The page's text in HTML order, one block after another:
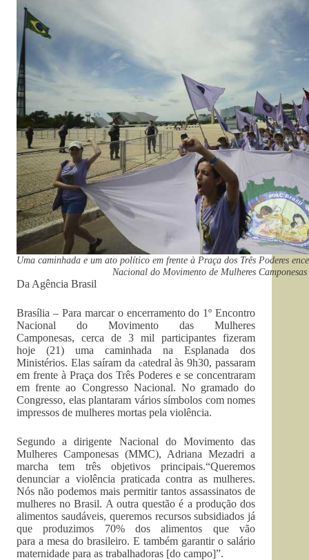
Uma caminhada e um ato político em frente à Praça dos Três Poderes
Nacional do Movimento de Mulheres
Da Agência Brasil
Brasília – Para marcar o encerramento do 1º Encontro
Nacional do Movimento das Mulheres
Camponesas, cerca de 3 mil participantes fizeram
hoje (21) uma caminhada na Esplanada dos
Ministérios. Elas saíram da catedral às 9h30, passaram
em frente à Praça dos Três Poderes e se concentraram
em frente ao Congresso Nacional. No gramado do
Congresso, elas plantaram vários símbolos com nomes
impressos de mulheres mortas pela violência.
Segundo a dirigente Nacional do Movimento das
Mulheres Camponesas (MMC), Adriana Mezadri a
marcha tem três objetivos principais.“Queremos
denunciar a violência praticada contra as mulheres.
Nós não podemos mais permitir tantos assassinatos de
mulheres no Brasil. A outra questão é a produção dos
alimentos saudáveis, queremos recursos subsidiados já
que produzimos 70% dos alimentos que vão
para a mesa do brasileiro. E também garantir o salário
maternidade para as trabalhadoras [do campo]”.